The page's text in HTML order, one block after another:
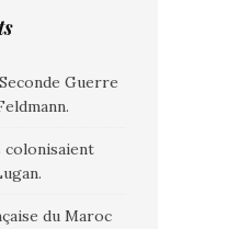
Guerre
colonisaient
du Maroc